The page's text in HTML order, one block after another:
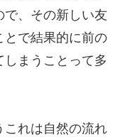
で、その新しい友
とで結果的に前の
まうことって多
これは自然の流れ